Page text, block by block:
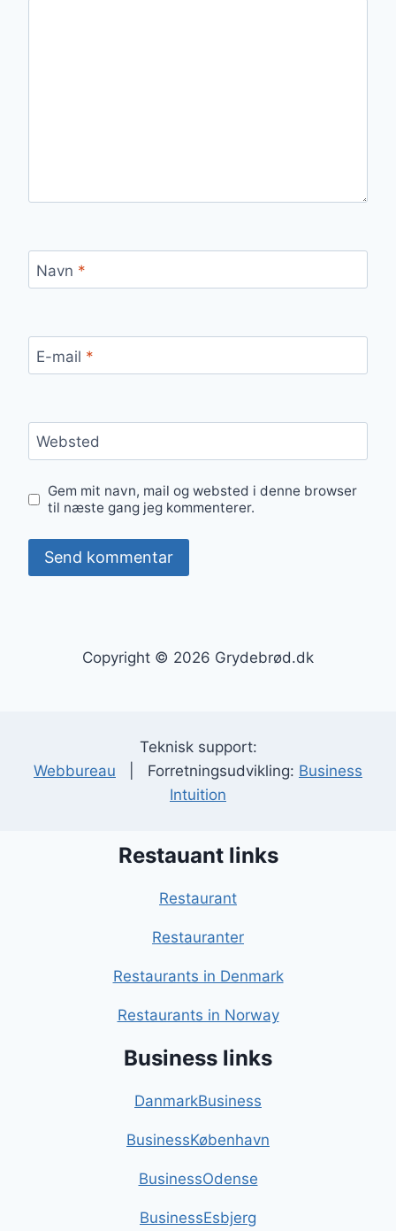
Navn *
E-mail *
Websted
Gem mit navn, mail og websted i denne browser
til næste gang jeg kommenterer.
Copyright © 2026 Grydebrød.dk
Teknisk support:
Webbureau | Forretningsudvikling: Business
Intuition
Restauant links
Restaurant
Restauranter
Restaurants in Denmark
Restaurants in Norway
Business links
DanmarkBusiness
BusinessKøbenhavn
BusinessOdense
BusinessEsbjerg